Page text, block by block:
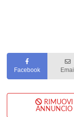
Facebook Email
RIMUOVI
ANNUNCIO